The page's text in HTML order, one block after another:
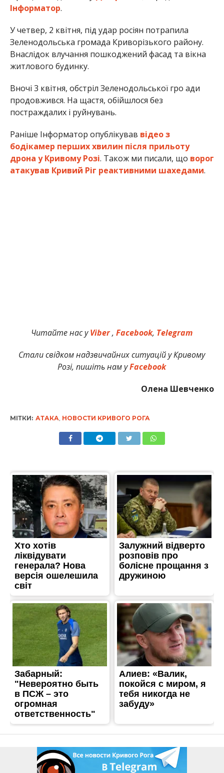
Інформатор.
У четвер, 2 квітня, під удар росіян потрапила
Зеленодольська громада Криворізького району.
Внаслідок влучання пошкоджений фасад та вікна
житлового будинку.
Вночі 3 квітня, обстріл Зеленодольської гро ади
продовжився. На щастя, обійшлося без
постраждалих і руйнувань.
Раніше Інформатор опублікував відео з
бодікамер перших хвилин після прильоту
дрона у Кривому Розі. Також ми писали, що ворог
атакував Кривий Ріг реактивними шахедами.
Читайте нас уViber,Facebook, Telegram
Стали свідком надзвичайних ситуацій у Кривому
Розі, пишіть нам уFacebook
Олена Шевченко
МІТКИ: АТАКА НОВОСТИ КРИВОГО РОГА